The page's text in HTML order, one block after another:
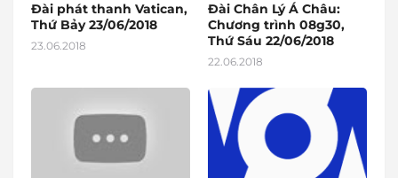
Đài phát thanh Vatican,
Thứ Bảy 23/06/2018
23.06.2018
Đài Chân Lý Á Châu:
Chương trình 08g30,
Thứ Sáu 22/06/2018
22.06.2018